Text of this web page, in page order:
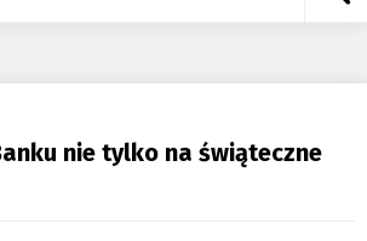
nie tylko na świąteczne